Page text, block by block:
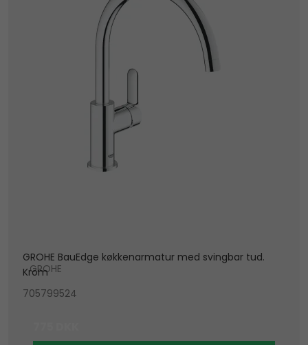
GROHE BauEdge køkkenarmatur med svingbar tud.
Krom
GROHE
705799524